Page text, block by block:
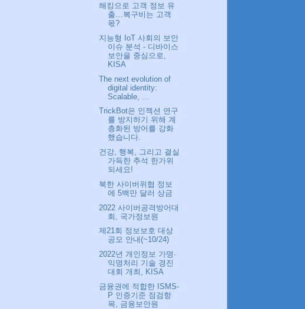
해킹으로 고객 정보 유
출…복구비는 고객
몫?
지능형 IoT 사회의 보안
이슈 분석 - 디바이스
보안을 중심으로,
KISA
The next evolution of
digital identity:
Scalable, ...
TrickBot은 인젝션 연구
를 방지하기 위해 계
층화된 방어를 강화
했습니다.
건강, 행복, 그리고 결실
가득한 추석 한가위
되세요!
북한 사이버위협 정보
에 5백만 달러 상금
2022 사이버공격방어대
회, 국가정보원
제21회 정보보호 대상
공모 안내(~10/24)
2022년 개인정보 가명·
익명처리 기술 경진
대회 개최, KISA
금융권에 적합한 ISMS-
P 인증기준 점검항
목, 금융보안원